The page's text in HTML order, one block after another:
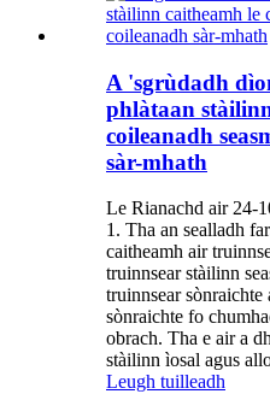
A 'sgrùdadh
phlàtaan
coileanadh
sàr-mhath
Le Rianachd air 24-
1. Tha an sealladh
caitheamh air
truinnsear stàilinn
truinnsear sònraichte
sònraichte fo
obrach. Tha e air a
stàilinn ìosal agus
Leugh tuilleadh